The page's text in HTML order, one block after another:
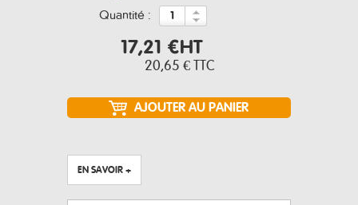
quantité :
17,21 €HT
20,65 € TTC
EN SAVOIR +